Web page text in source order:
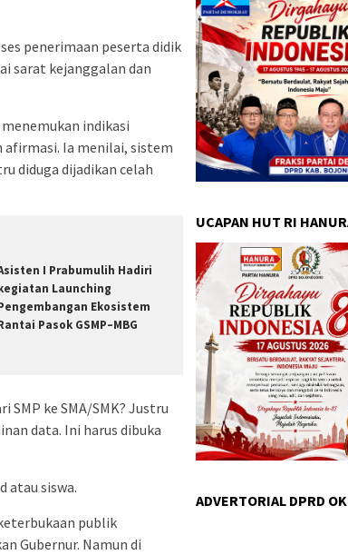
penerimaan peserta didik
sarat kejanggalan dan
indikasi
afirmasi. Ia menilai, sistem
diduga dijadikan celah
I Prabumulih Hadiri
Launching
Ekosistem
Pasok GSMP–MBG
ke SMA/SMK? Justru
data. Ini harus dibuka
atau siswa.
publik
Gubernur. Namun di
UCAPAN HUT RI
ADVERTORIAL DPRD